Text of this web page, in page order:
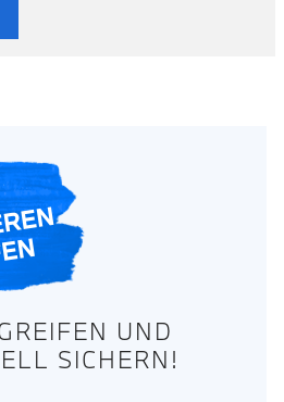
UND
SICHERN!